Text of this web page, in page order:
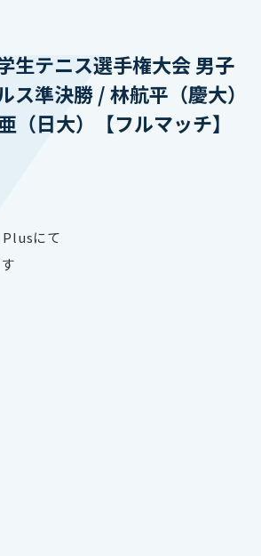
生テニス選手権大会 男子
ス準決勝 / 林航平（慶大）
（日大）【フルマッチ】
にて